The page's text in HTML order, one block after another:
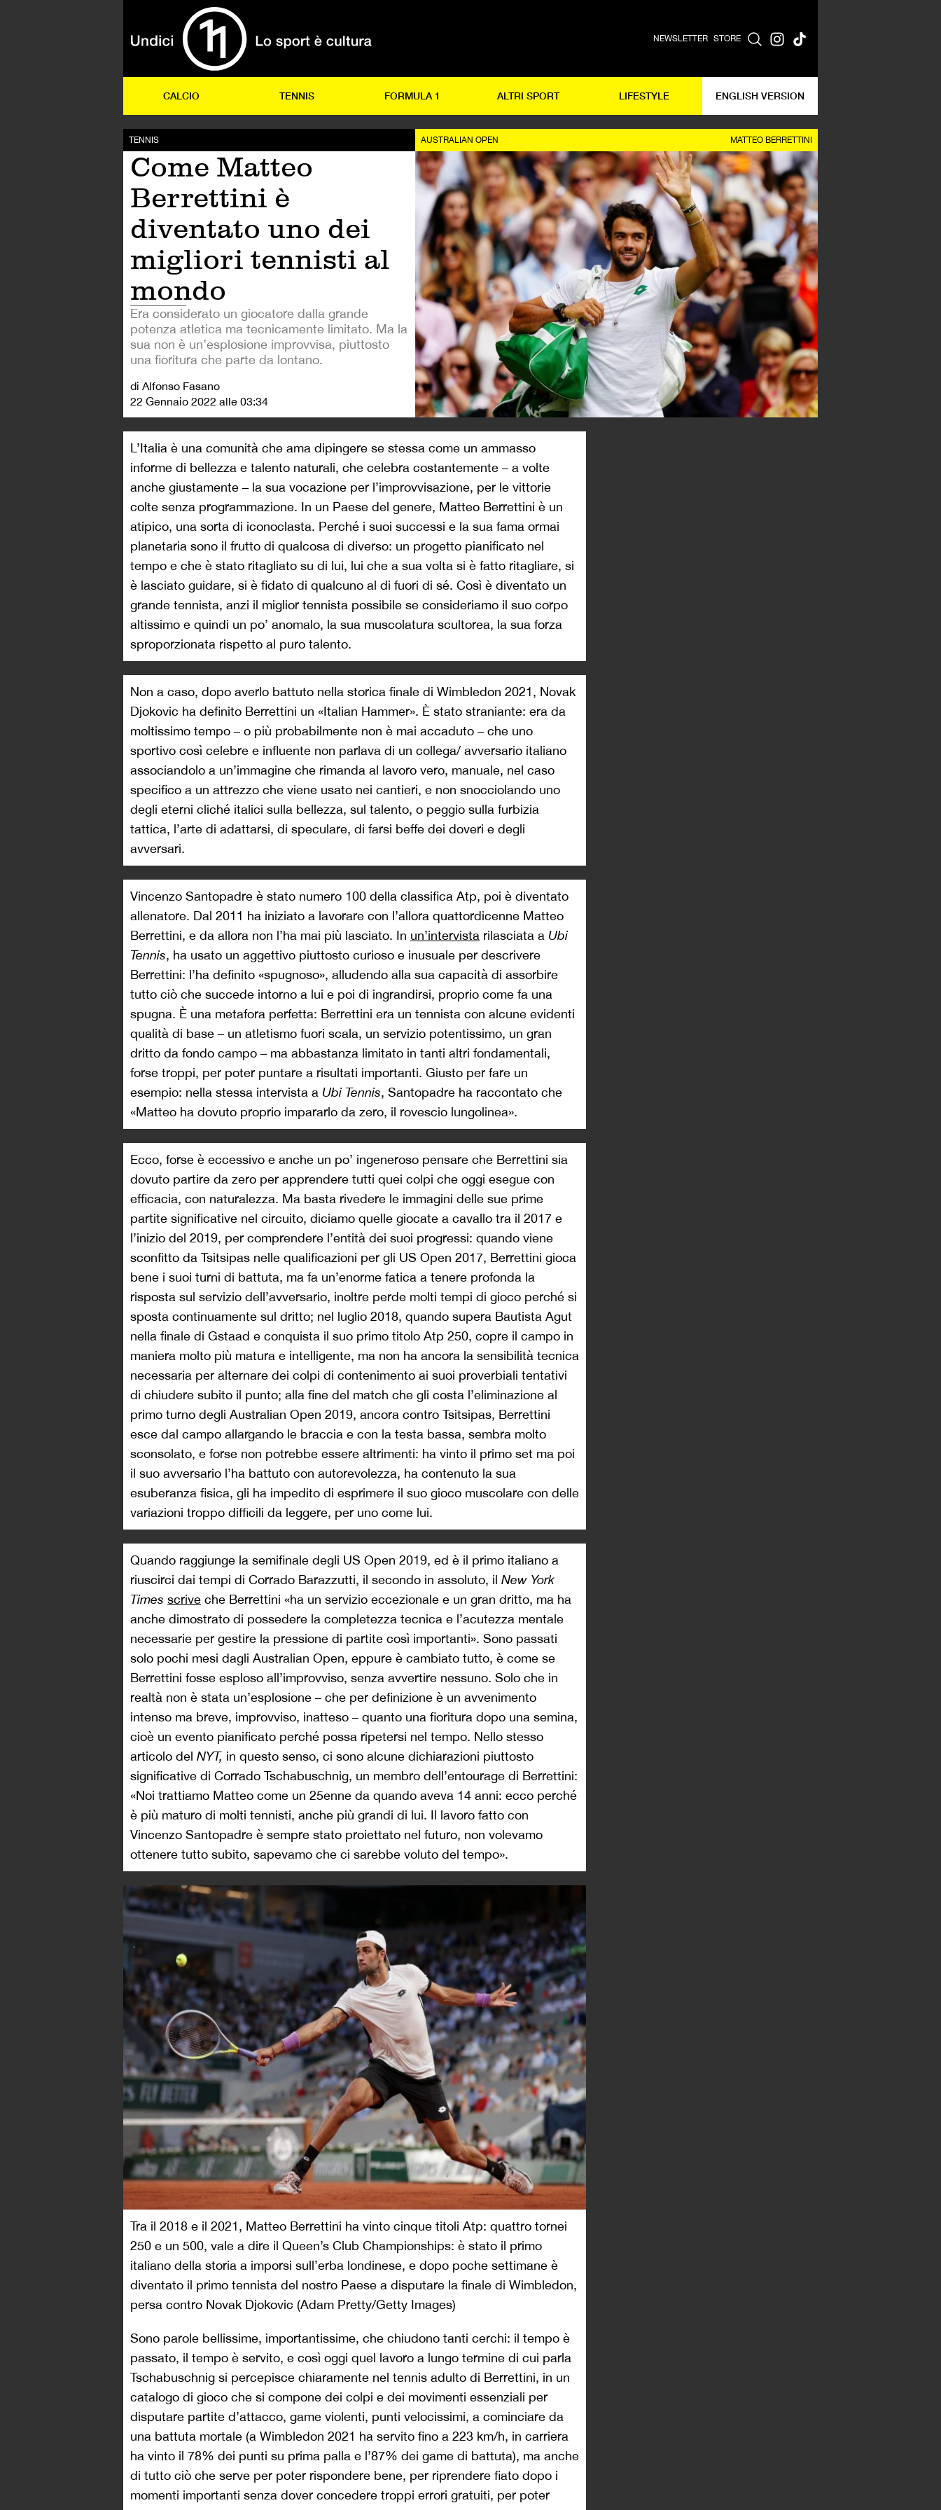
NEWSLETTER STORE
CALCIO TENNIS FORMULA 1 ALTRI SPORT LIFESTYLE ENGLISH VERSION
TENNIS
Come Matteo
Berrettini è
diventato uno dei
migliori tennisti al
mondo
Era considerato un giocatore dalla grande
potenza atletica ma tecnicamente limitato. Ma la
sua non è un’esplosione improvvisa, piuttosto
una fioritura che parte da lontano.
di Alfonso Fasano
22 Gennaio 2022 alle 03:34
AUSTRALIAN OPEN MATTEO BERRETTINI
L’Italia è una comunità che ama dipingere se stessa come un ammasso
informe di bellezza e talento naturali, che celebra costantemente – a volte
anche giustamente – la sua vocazione per l’improvvisazione, per le vittorie
colte senza programmazione. In un Paese del genere, Matteo Berrettini è un
atipico, una sorta di iconoclasta. Perché i suoi successi e la sua fama ormai
planetaria sono il frutto di qualcosa di diverso: un progetto pianificato nel
tempo e che è stato ritagliato su di lui, lui che a sua volta si è fatto ritagliare, si
è lasciato guidare, si è fidato di qualcuno al di fuori di sé. Così è diventato un
grande tennista, anzi il miglior tennista possibile se consideriamo il suo corpo
altissimo e quindi un po’ anomalo, la sua muscolatura scultorea, la sua forza
sproporzionata rispetto al puro talento.
Non a caso, dopo averlo battuto nella storica finale di Wimbledon 2021, Novak
Djokovic ha definito Berrettini un «Italian Hammer». È stato straniante: era da
moltissimo tempo – o più probabilmente non è mai accaduto – che uno
sportivo così celebre e influente non parlava di un collega/ avversario italiano
associandolo a un’immagine che rimanda al lavoro vero, manuale, nel caso
specifico a un attrezzo che viene usato nei cantieri, e non snocciolando uno
degli eterni cliché italici sulla bellezza, sul talento, o peggio sulla furbizia
tattica, l’arte di adattarsi, di speculare, di farsi beffe dei doveri e degli
avversari.
Vincenzo Santopadre è stato numero 100 della classifica Atp, poi è diventato
allenatore. Dal 2011 ha iniziato a lavorare con l’allora quattordicenne Matteo
Berrettini, e da allora non l’ha mai più lasciato. In un’intervista rilasciata a Ubi
Tennis, ha usato un aggettivo piuttosto curioso e inusuale per descrivere
Berrettini: l’ha definito «spugnoso», alludendo alla sua capacità di assorbire
tutto ciò che succede intorno a lui e poi di ingrandirsi, proprio come fa una
spugna. È una metafora perfetta: Berrettini era un tennista con alcune evidenti
qualità di base – un atletismo fuori scala, un servizio potentissimo, un gran
dritto da fondo campo – ma abbastanza limitato in tanti altri fondamentali,
forse troppi, per poter puntare a risultati importanti. Giusto per fare un
esempio: nella stessa intervista a Ubi Tennis, Santopadre ha raccontato che
«Matteo ha dovuto proprio impararlo da zero, il rovescio lungolinea».
Ecco, forse è eccessivo e anche un po’ ingeneroso pensare che Berrettini sia
dovuto partire da zero per apprendere tutti quei colpi che oggi esegue con
efficacia, con naturalezza. Ma basta rivedere le immagini delle sue prime
partite significative nel circuito, diciamo quelle giocate a cavallo tra il 2017 e
l’inizio del 2019, per comprendere l’entità dei suoi progressi: quando viene
sconfitto da Tsitsipas nelle qualificazioni per gli US Open 2017, Berrettini gioca
bene i suoi turni di battuta, ma fa un’enorme fatica a tenere profonda la
risposta sul servizio dell’avversario, inoltre perde molti tempi di gioco perché si
sposta continuamente sul dritto; nel luglio 2018, quando supera Bautista Agut
nella finale di Gstaad e conquista il suo primo titolo Atp 250, copre il campo in
maniera molto più matura e intelligente, ma non ha ancora la sensibilità tecnica
necessaria per alternare dei colpi di contenimento ai suoi proverbiali tentativi
di chiudere subito il punto; alla fine del match che gli costa l’eliminazione al
primo turno degli Australian Open 2019, ancora contro Tsitsipas, Berrettini
esce dal campo allargando le braccia e con la testa bassa, sembra molto
sconsolato, e forse non potrebbe essere altrimenti: ha vinto il primo set ma poi
il suo avversario l’ha battuto con autorevolezza, ha contenuto la sua
esuberanza fisica, gli ha impedito di esprimere il suo gioco muscolare con delle
variazioni troppo difficili da leggere, per uno come lui.
Quando raggiunge la semifinale degli US Open 2019, ed è il primo italiano a
riuscirci dai tempi di Corrado Barazzutti, il secondo in assoluto, il New York
Times scrive che Berrettini «ha un servizio eccezionale e un gran dritto, ma ha
anche dimostrato di possedere la completezza tecnica e l’acutezza mentale
necessarie per gestire la pressione di partite così importanti». Sono passati
solo pochi mesi dagli Australian Open, eppure è cambiato tutto, è come se
Berrettini fosse esploso all’improvviso, senza avvertire nessuno. Solo che in
realtà non è stata un’esplosione – che per definizione è un avvenimento
intenso ma breve, improvviso, inatteso – quanto una fioritura dopo una semina,
cioè un evento pianificato perché possa ripetersi nel tempo. Nello stesso
articolo del NYT, in questo senso, ci sono alcune dichiarazioni piuttosto
significative di Corrado Tschabuschnig, un membro dell’entourage di Berrettini:
«Noi trattiamo Matteo come un 25enne da quando aveva 14 anni: ecco perché
è più maturo di molti tennisti, anche più grandi di lui. Il lavoro fatto con
Vincenzo Santopadre è sempre stato proiettato nel futuro, non volevamo
ottenere tutto subito, sapevamo che ci sarebbe voluto del tempo».
Tra il 2018 e il 2021, Matteo Berrettini ha vinto cinque titoli Atp: quattro tornei
250 e un 500, vale a dire il Queen’s Club Championships: è stato il primo
italiano della storia a imporsi sull’erba londinese, e dopo poche settimane è
diventato il primo tennista del nostro Paese a disputare la finale di Wimbledon,
persa contro Novak Djokovic (Adam Pretty/Getty Images)
Sono parole bellissime, importantissime, che chiudono tanti cerchi: il tempo è
passato, il tempo è servito, e così oggi quel lavoro a lungo termine di cui parla
Tschabuschnig si percepisce chiaramente nel tennis adulto di Berrettini, in un
catalogo di gioco che si compone dei colpi e dei movimenti essenziali per
disputare partite d’attacco, game violenti, punti velocissimi, a cominciare da
una battuta mortale (a Wimbledon 2021 ha servito fino a 223 km/h, in carriera
ha vinto il 78% dei punti su prima palla e l’87% dei game di battuta), ma anche
di tutto ciò che serve per poter rispondere bene, per riprendere fiato dopo i
momenti importanti senza dover concedere troppi errori gratuiti, per poter